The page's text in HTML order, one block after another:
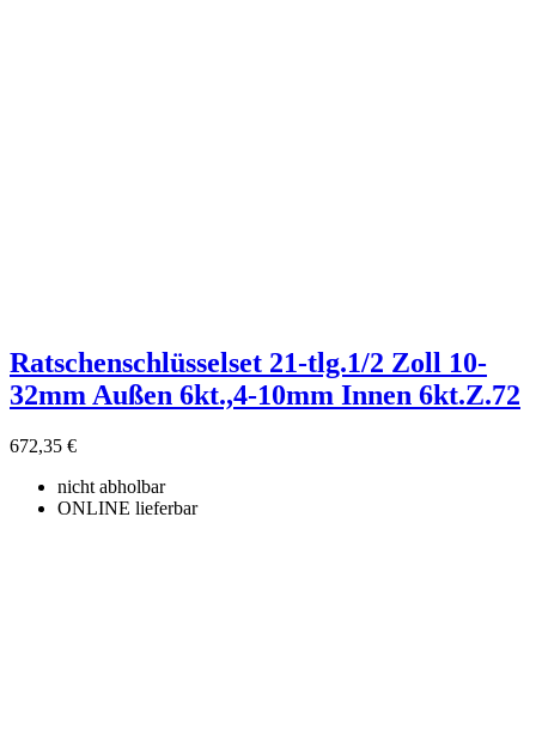
Ratschenschlüsselset 21-tlg.1/2 Zoll 10-
32mm Außen 6kt.,4-10mm Innen 6kt.Z.72
672,35 €
nicht abholbar
ONLINE lieferbar